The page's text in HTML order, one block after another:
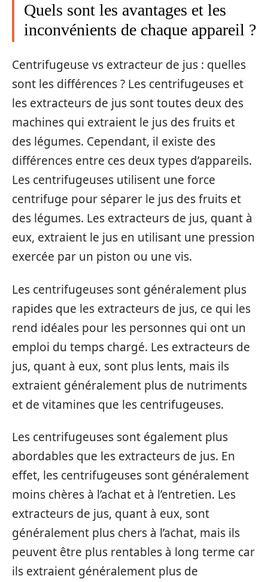
Quels sont les avantages et les
inconvénients de chaque appareil ?
Centrifugeuse vs extracteur de jus : quelles
sont les différences ? Les centrifugeuses et
les extracteurs de jus sont toutes deux des
machines qui extraient le jus des fruits et
des légumes. Cependant, il existe des
différences entre ces deux types d’appareils.
Les centrifugeuses utilisent une force
centrifuge pour séparer le jus des fruits et
des légumes. Les extracteurs de jus, quant à
eux, extraient le jus en utilisant une pression
exercée par un piston ou une vis.
Les centrifugeuses sont généralement plus
rapides que les extracteurs de jus, ce qui les
rend idéales pour les personnes qui ont un
emploi du temps chargé. Les extracteurs de
jus, quant à eux, sont plus lents, mais ils
extraient généralement plus de nutriments
et de vitamines que les centrifugeuses.
Les centrifugeuses sont également plus
abordables que les extracteurs de jus. En
effet, les centrifugeuses sont généralement
moins chères à l’achat et à l’entretien. Les
extracteurs de jus, quant à eux, sont
généralement plus chers à l’achat, mais ils
peuvent être plus rentables à long terme car
ils extraient généralement plus de